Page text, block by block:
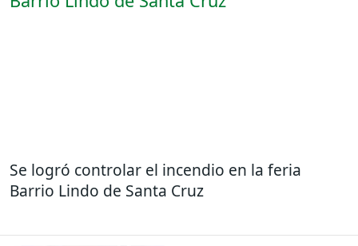
Se logró controlar el incendio en la feria
Barrio Lindo de Santa Cruz